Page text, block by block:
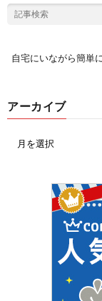
自宅にいながら簡単
アーカイブ